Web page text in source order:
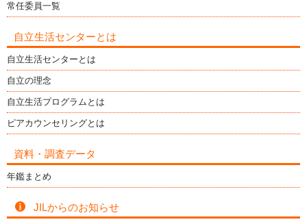
常任委員一覧
自立生活センターとは
自立生活センターとは
自立の理念
自立生活プログラムとは
ピアカウンセリングとは
資料・調査データ
年鑑まとめ
JILからのお知らせ